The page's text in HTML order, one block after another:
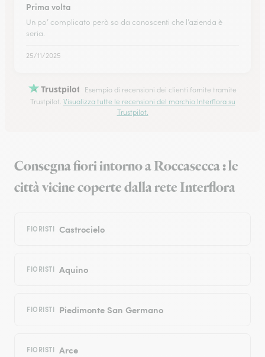
Prima volta
Un po’ complicato però so da conoscenti che l’azienda è
seria.
25/11/2025
Trustpilot
Esempio di recensioni dei clienti fornite tramite
Trustpilot. Visualizza tutte le recensioni del marchio Interflora su
Trustpilot.
Consegna fiori intorno a Roccasecca : le
città vicine coperte dalla rete Interflora
FIORISTI Castrocielo
FIORISTI Aquino
FIORISTI Piedimonte San Germano
FIORISTI Arce